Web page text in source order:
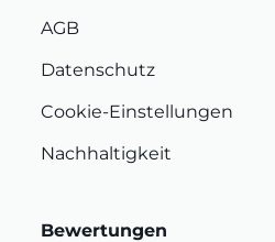
AGB
Datenschutz
Cookie-Einstellungen
Nachhaltigkeit
Bewertungen